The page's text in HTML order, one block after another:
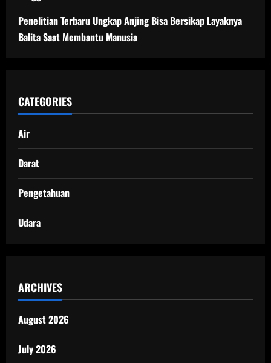
Penelitian Terbaru Ungkap Anjing Bisa Bersikap Layaknya
Balita Saat Membantu Manusia
CATEGORIES
Air
Darat
Pengetahuan
Udara
ARCHIVES
August 2026
July 2026